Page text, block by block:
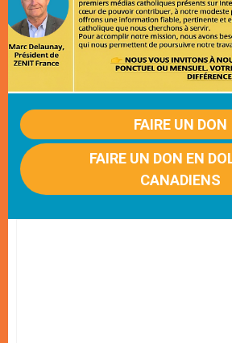
FAIRE UN DON
FAIRE UN DON EN
CANADIENS